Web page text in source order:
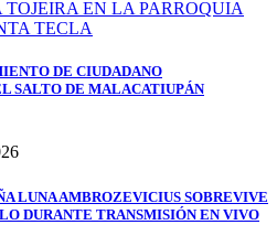
DE CIUDADANO
SALTO DE MALACATIUPÁN
LUNA AMBROZEVICIUS SOBREVIVE
DURANTE TRANSMISIÓN EN VIVO